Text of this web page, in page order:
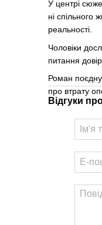
У центрі
ні спільного
реальності.
Чоловіки
питання
Роман
про втрату
Відгуки